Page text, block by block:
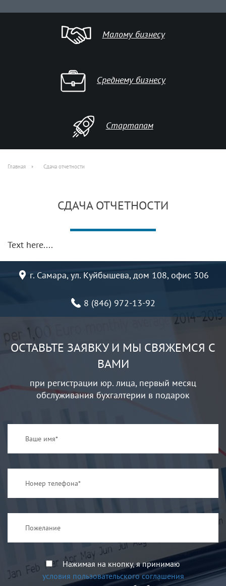
Малому бизнесу
Среднему бизнесу
Стартапам
Главная Сдача отчетности
СДАЧА ОТЧЕТНОСТИ
Text here....
г. Самара, ул. Куйбышева, дом 108, офис 306
8 (846) 972-13-92
ОСТАВЬТЕ ЗАЯВКУ И МЫ СВЯЖЕМСЯ С
ВАМИ
при регистрации юр. лица, первый месяц
обслуживания бухгалтерии в подарок
Нажимая на кнопку, я принимаю
условия пользовательского соглашения